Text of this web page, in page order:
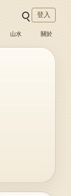
山水 關於
登入